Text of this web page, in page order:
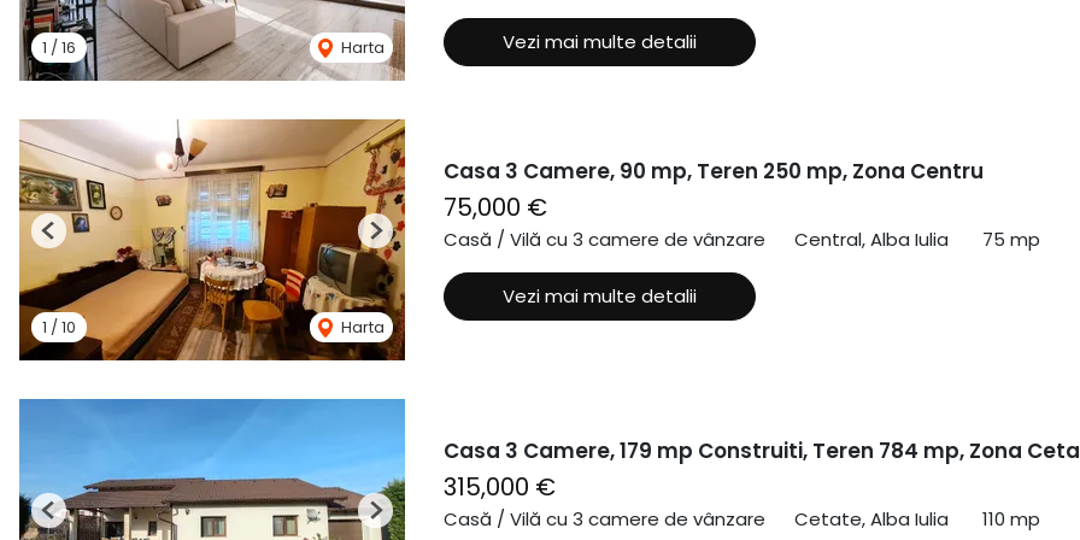
1 /16 Harta Vezi mai multe detalii
1 /10 Harta
Previous Next
Casa 3 Camere, 90 mp, Teren 250 mp, Zona Centru
75,000 €
Casă / Vilă cu 3 camere de vânzare Central, Alba Iulia 75 mp
Vezi mai multe detalii
Previous Next
Casa 3 Camere, 179 mp Construiti, Teren 784 mp, Zona
315,000 €
Casă / Vilă cu 3 camere de vânzare Cetate, Alba Iulia 110 mp